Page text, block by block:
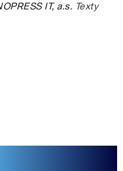
IT, a.s. Texty